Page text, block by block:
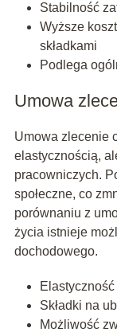
Stabilność
Wyższe
składkami
Podlega
Umowa
Umowa zlecenie
elastycznością,
pracowniczych.
społeczne, co
porównaniu z
życia istnieje
dochodowego.
Składki na
Możliwość